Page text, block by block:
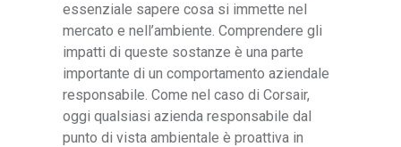
essenziale sapere cosa si immette nel
mercato e nell’ambiente. Comprendere gli
impatti di queste sostanze è una parte
importante di un comportamento aziendale
responsabile. Come nel caso di Corsair,
oggi qualsiasi azienda responsabile dal
punto di vista ambientale è proattiva in